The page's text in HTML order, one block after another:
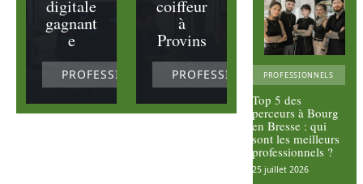
digitale
gagnant
e
PROFESSIONNELS
coiffeur
à
Provins
PROFESSIONNELSPROFESSIONNELS
Top 5 des
perceurs à Bourg
en Bresse : qui
sont les meilleurs
professionnels ?
25 juillet 2026